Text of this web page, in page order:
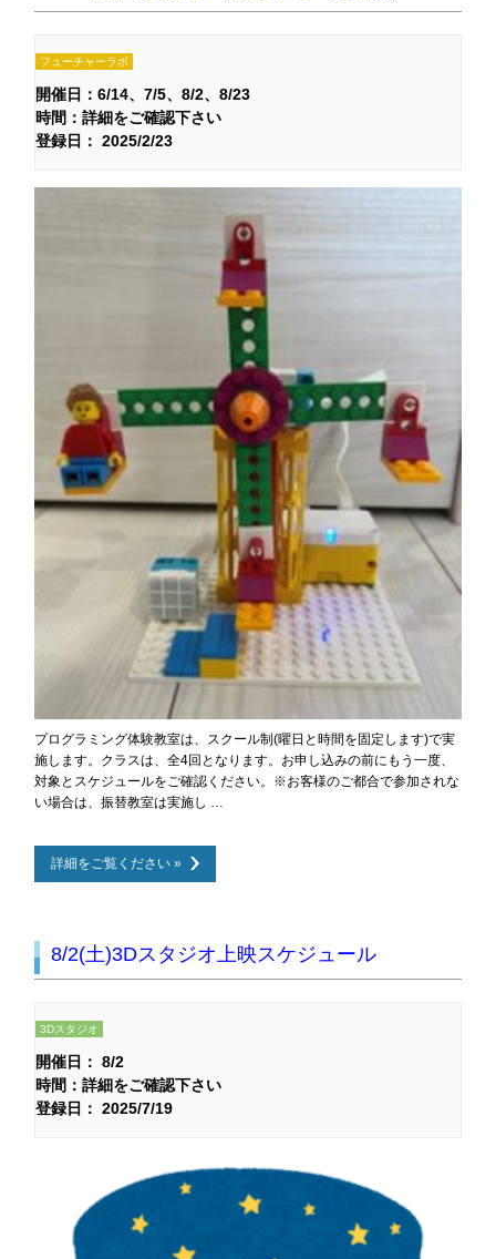
フューチャーラボ
開催日：6/14 7/5 8/2
8/23
時間：詳細をご確認下さい
登録日： 2025/2/23
プログラミング体験教室は、スクール制(曜日と時間を固定します)で実
施します。クラスは、全4回となります。お申し込みの前にもう一度、
対象とスケジュールをご確認ください。※お客様のご都合で参加されな
い場合は、振替教室は実施し …
詳細をご覧ください »
8/2(土)3Dスタジオ上映スケジュール
3Dスタジオ
開催日： 8/2
時間：詳細をご確認下さい
登録日： 2025/7/19